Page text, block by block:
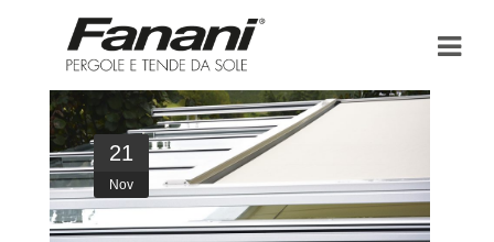
HOME
AZIENDA
TENDE DA SOLE
21
Nov